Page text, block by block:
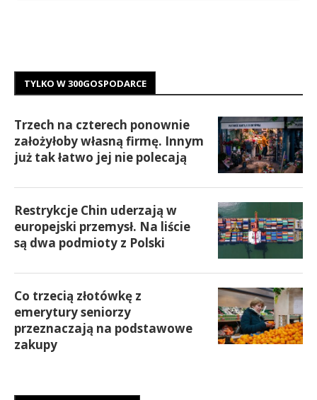
TYLKO W 300GOSPODARCE
Trzech na czterech ponownie
założyłoby własną firmę. Innym
już tak łatwo jej nie polecają
Restrykcje Chin uderzają w
europejski przemysł. Na liście
są dwa podmioty z Polski
Co trzecią złotówkę z
emerytury seniorzy
przeznaczają na podstawowe
zakupy